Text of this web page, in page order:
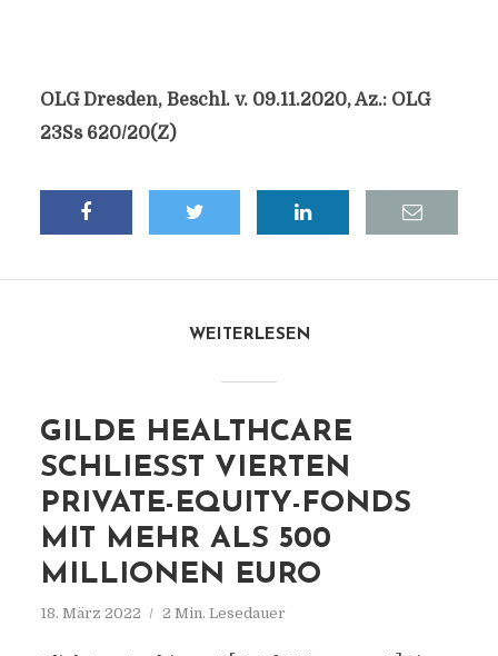
OLG Dresden, Beschl. v. 09.11.2020, Az.: OLG
23Ss 620/20(Z)
WEITERLESEN
GILDE HEALTHCARE
SCHLIESST VIERTEN P
RIVATE-EQUITY-FONDS M
IT MEHR ALS 500 M
ILLIONEN EURO
18. März 2022 2 Min. Lesedauer